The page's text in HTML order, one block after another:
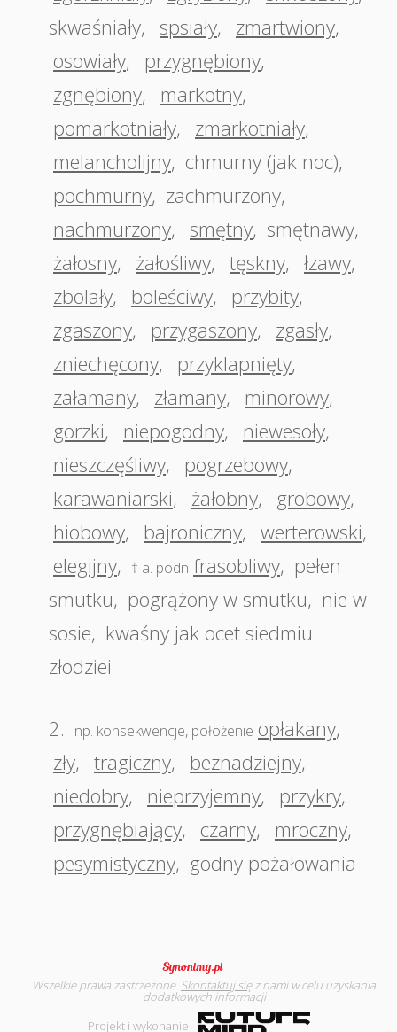
skwaśniały, spsiały, zmartwiony,
osowiały, przygnębiony,
zgnębiony, markotny,
pomarkotniały, zmarkotniały,
melancholijny, chmurny (jak noc),
pochmurny, zachmurzony,
nachmurzony, smętny, smętnawy,
żałosny, żałośliwy, tęskny, łzawy,
zbolały, boleściwy, przybity,
zgaszony, przygaszony, zgasły,
zniechęcony, przyklapnięty,
załamany, złamany, minorowy,
gorzki, niepogodny, niewesoły,
nieszczęśliwy, pogrzebowy,
karawaniarski, żałobny, grobowy,
hiobowy, bajroniczny, werterowski,
elegijny, † a. podn frasobliwy, pełen
smutku, pogrążony w smutku, nie w
sosie, kwaśny jak ocet siedmiu
złodziei
2. np. konsekwencje, położenie opłakany,
zły, tragiczny, beznadziejny,
niedobry, nieprzyjemny, przykry,
przygnębiający, czarny, mroczny,
pesymistyczny, godny pożałowania
Wszelkie prawa zastrzeżone. Skontaktuj sięz nami w celu uzyskania
dodatkowych informacji
Projekt i wykonanie